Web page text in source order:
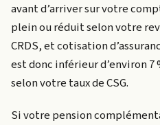
avant d’arriver sur votre
plein ou réduit selon votre
CRDS, et cotisation
est donc inférieur d’environ 7
selon votre taux de CSG.
Si votre pension